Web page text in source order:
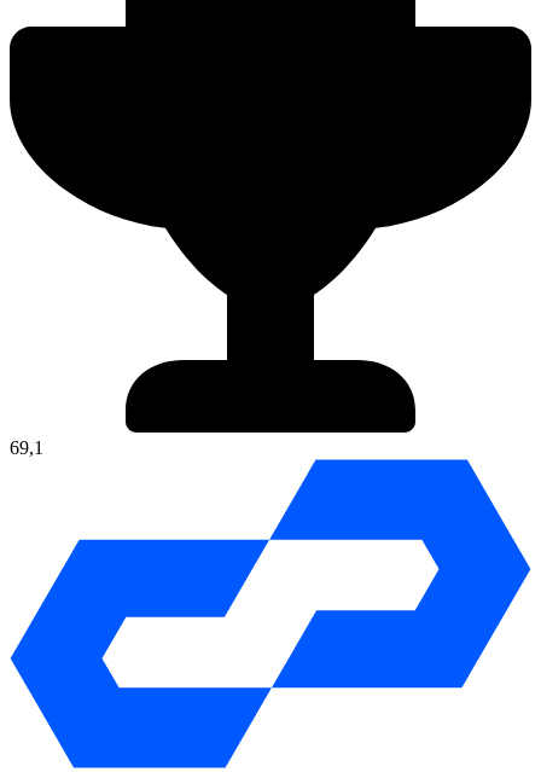
69,1